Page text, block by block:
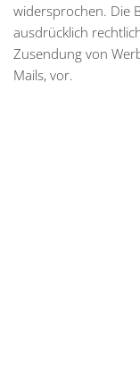
widersprochen. Die
ausdrücklich
Zusendung von
Mails, vor.